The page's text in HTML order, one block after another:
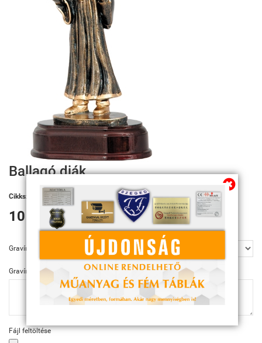
Ballagó diák
Cikkszám: RF2271
10 000 Ft
Gravírozás
Gravírozás szövege
Fájl feltöltése